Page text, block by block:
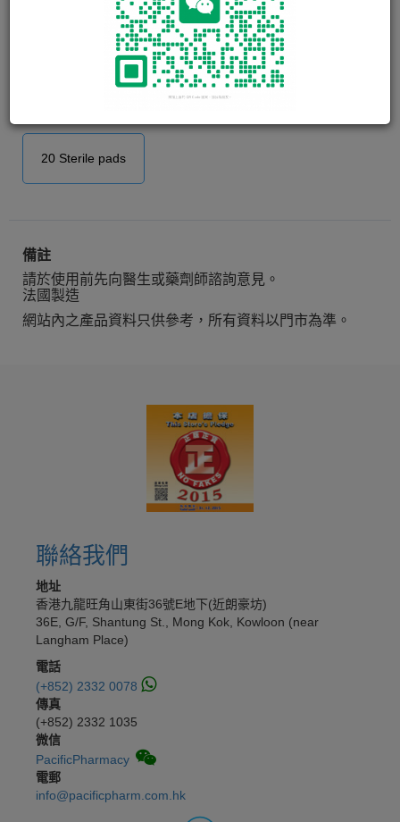
碧潔靈護理液棉紗
BLEPHACLEAN
眼瞼及眼睫毛之護理首選
20 Sterile pads
備註
請於使用前先向醫生或藥劑師諮詢意見。
法國製造
網站內之產品資料只供參考，所有資料以門市為準。
聯絡我們
地址
香港九龍旺角山東街36號E地下(近朗豪坊)
36E, G/F, Shantung St., Mong Kok, Kowloon (near
Langham Place)
電話
(+852) 2332 0078
傳真
(+852) 2332 1035
微信
PacificPharmacy
電郵
info@pacificpharm.com.hk